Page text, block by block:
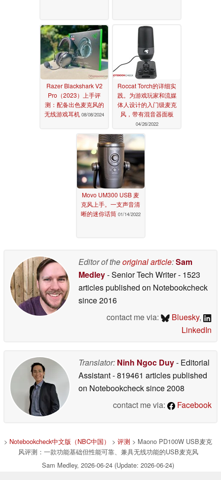
Razer Blackshark V2
Pro（2023）上手评
测：配备出色麦克风的
无线游戏耳机 08/08/2024
Roccat Torch的详细实
践。为游戏玩家和流媒
体人设计的入门级麦克
风，带有混音器面板
04/26/2022
Movo UM300 USB 麦
克风上手。一支声音清
晰的迷你话筒 01/14/2022
Editor of theoriginal article:Sam
Medley- Senior Tech Writer- 1523
articles published on Notebookcheck
since 2016
contact me via:
Bluesky,
LinkedIn
Translator: Ninh Ngoc Duy- Editorial
Assistant- 819461 articles published
on Notebookchecksince 2008
contact me via:
Facebook
> Notebookcheck中文版（NBC中国） > 评测 > Maono PD100W USB麦克
风评测：一款功能基础但性能可靠、兼具无线功能的USB麦克风
Sam Medley, 2026-06-24 (Update: 2026-06-24)